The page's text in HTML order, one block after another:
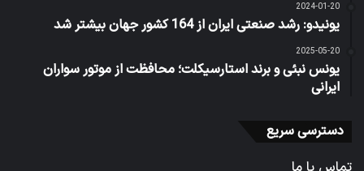
2024-01-20
یونیدو: رشد صنعتی ایران از 164 کشور جهان بیشتر شد
2025-05-20
یونس نبئی و برند استارسیکلت؛ محافظت از موتور سواران
ایرانی
دسترسی سریع